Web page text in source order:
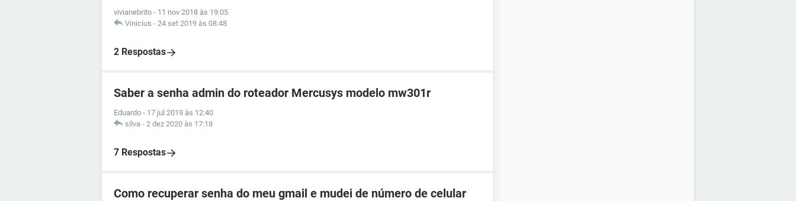
vivianebrito - 11 nov 2018 às 19:05
Vinicius - 24 set 2019 às 08:48
2 Respostas
Saber a senha admin do roteador Mercusys modelo mw301r
Eduardo - 17 jul 2019 às 12:40
silva - 2 dez 2020 às 17:18
7 Respostas
Como recuperar senha do meu gmail e mudei de número de celular